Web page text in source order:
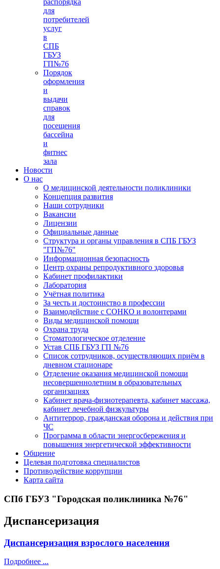
распорядка
для
потребителей
услуг
в
СПБ
ГБУЗ
ГП№76
Порядок
оформления
и
выдачи
справок
для
посещения
бассейна
и
фитнес
зала
Новости
О нас
О медицинской деятельности поликлиники
Концепция развития
Наши сотрудники
Вакансии
Лицензии
Официальные данные
Структура и органы управления в СПБ ГБУЗ
"ГП№76"
Информационная безопасность
Центр охраны репродуктивного здоровья
Кабинет профилактики
Лаборатория
Учётная политика
За честь и достоинство в профессии
Взаимодействие с СОНКО и волонтерами
Виды медицинской помощи
Охрана труда
Стоматологическое отделение
Устав СПБ ГБУЗ ГП №76
Список сотрудников, осуществляющих приём в
дневном стационаре
Отделение оказания медицинской помощи
несовершеннолетним в образовательных
организациях
Кабинет врача-физиотерапевта, кабинет массажа,
кабинет лечебной физкультуры
Антитеррор, гражданская оборона и действия при
ЧС
Программа в области энергосбережения и
повышения энергетической эффективности
Общение
Целевая подготовка специалистов
Противодействие коррупции
Карта сайта
СПб ГБУЗ "Городская поликлиника №76"
Диспансеризация
Диспансеризация взрослого населения
Подробнее ...